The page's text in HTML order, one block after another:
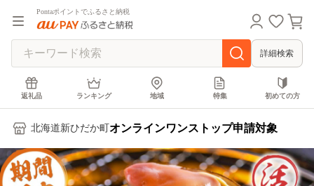
Pontaポイントでふるさと納税
詳細検索
返礼品 ランキング 地域 特集 初めての方
北海道新ひだか町 オンラインワンストップ申請対象